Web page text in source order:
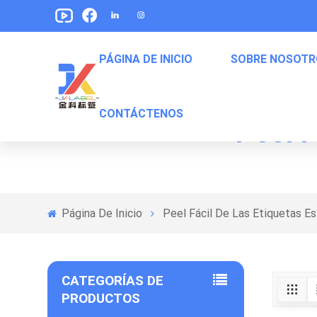
PÁGINA DE INICIO SOBRE
CONTÁCTENOS
Peel
Página De Inicio Peel Fácil De Las Etiquetas
CATEGORÍAS DE
PRODUCTOS